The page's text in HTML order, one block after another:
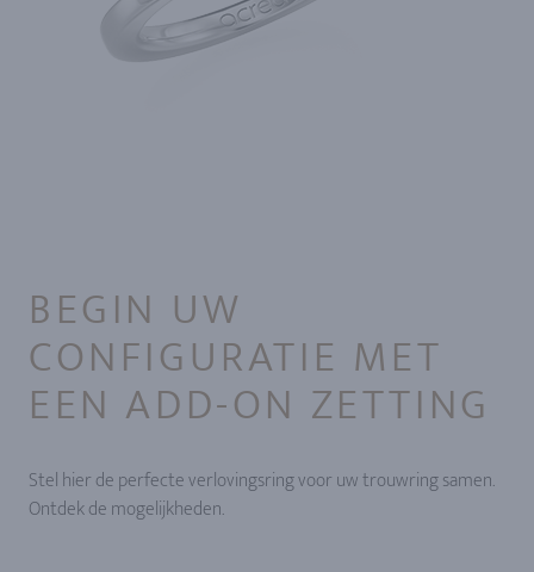
BEGIN UW
CONFIGURATIE MET
EEN ADD-ON ZETTING
Stel hier de perfecte verlovingsring voor uw trouwring samen.
Ontdek de mogelijkheden.